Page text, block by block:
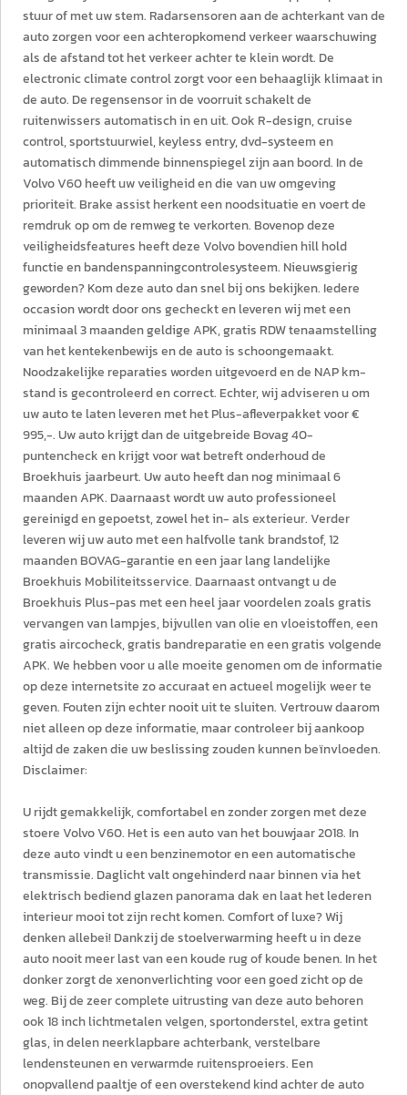
stuur of met uw stem. Radarsensoren aan de achterkant van de
auto zorgen voor een achteropkomend verkeer waarschuwing
als de afstand tot het verkeer achter te klein wordt. De
electronic climate control zorgt voor een behaaglijk klimaat in
de auto. De regensensor in de voorruit schakelt de
ruitenwissers automatisch in en uit. Ook R-design, cruise
control, sportstuurwiel, keyless entry, dvd-systeem en
automatisch dimmende binnenspiegel zijn aan boord. In de
Volvo V60 heeft uw veiligheid en die van uw omgeving
prioriteit. Brake assist herkent een noodsituatie en voert de
remdruk op om de remweg te verkorten. Bovenop deze
veiligheidsfeatures heeft deze Volvo bovendien hill hold
functie en bandenspanningcontrolesysteem. Nieuwsgierig
geworden? Kom deze auto dan snel bij ons bekijken. Iedere
occasion wordt door ons gecheckt en leveren wij met een
minimaal 3 maanden geldige APK, gratis RDW tenaamstelling
van het kentekenbewijs en de auto is schoongemaakt.
Noodzakelijke reparaties worden uitgevoerd en de NAP km-
stand is gecontroleerd en correct. Echter, wij adviseren u om
uw auto te laten leveren met het Plus-afleverpakket voor €
995,-. Uw auto krijgt dan de uitgebreide Bovag 40-
puntencheck en krijgt voor wat betreft onderhoud de
Broekhuis jaarbeurt. Uw auto heeft dan nog minimaal 6
maanden APK. Daarnaast wordt uw auto professioneel
gereinigd en gepoetst, zowel het in- als exterieur. Verder
leveren wij uw auto met een halfvolle tank brandstof, 12
maanden BOVAG-garantie en een jaar lang landelijke
Broekhuis Mobiliteitsservice. Daarnaast ontvangt u de
Broekhuis Plus-pas met een heel jaar voordelen zoals gratis
vervangen van lampjes, bijvullen van olie en vloeistoffen, een
gratis aircocheck, gratis bandreparatie en een gratis volgende
APK. We hebben voor u alle moeite genomen om de informatie
op deze internetsite zo accuraat en actueel mogelijk weer te
geven. Fouten zijn echter nooit uit te sluiten. Vertrouw daarom
niet alleen op deze informatie, maar controleer bij aankoop
altijd de zaken die uw beslissing zouden kunnen beïnvloeden.
Disclaimer:
U rijdt gemakkelijk, comfortabel en zonder zorgen met deze
stoere Volvo V60. Het is een auto van het bouwjaar 2018. In
deze auto vindt u een benzinemotor en een automatische
transmissie. Daglicht valt ongehinderd naar binnen via het
elektrisch bediend glazen panorama dak en laat het lederen
interieur mooi tot zijn recht komen. Comfort of luxe? Wij
denken allebei! Dankzij de stoelverwarming heeft u in deze
auto nooit meer last van een koude rug of koude benen. In het
donker zorgt de xenonverlichting voor een goed zicht op de
weg. Bij de zeer complete uitrusting van deze auto behoren
ook 18 inch lichtmetalen velgen, sportonderstel, extra getint
glas, in delen neerklapbare achterbank, verstelbare
lendensteunen en verwarmde ruitensproeiers. Een
onopvallend paaltje of een overstekend kind achter de auto